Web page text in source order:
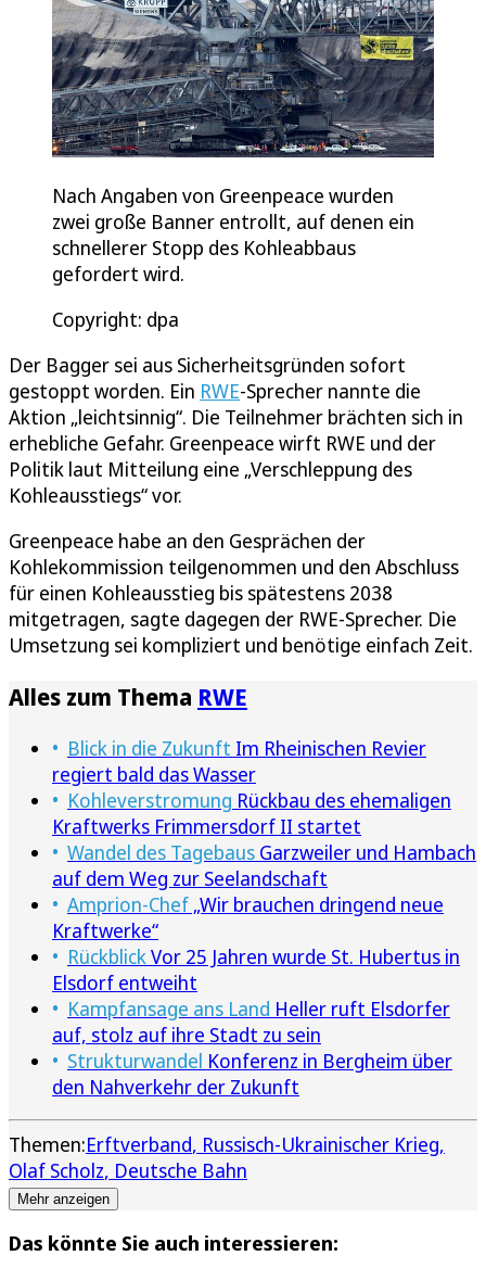
Nach Angaben von Greenpeace wurden
zwei große Banner entrollt, auf denen ein
schnellerer Stopp des Kohleabbaus
gefordert wird.
Copyright: dpa
Der Bagger sei aus Sicherheitsgründen sofort
gestoppt worden. Ein RWE-Sprecher nannte die
Aktion „leichtsinnig“. Die Teilnehmer brächten sich in
erhebliche Gefahr. Greenpeace wirft RWE und der
Politik laut Mitteilung eine „Verschleppung des
Kohleausstiegs“ vor.
Greenpeace habe an den Gesprächen der
Kohlekommission teilgenommen und den Abschluss
für einen Kohleausstieg bis spätestens 2038
mitgetragen, sagte dagegen der RWE-Sprecher. Die
Umsetzung sei kompliziert und benötige einfach Zeit.
Alles zum Thema RWE
Blick in die Zukunft Im Rheinischen Revier
regiert bald das Wasser
Kohleverstromung Rückbau des ehemaligen
Kraftwerks Frimmersdorf II startet
Wandel des Tagebaus Garzweiler und Hambach
auf dem Weg zur Seelandschaft
Amprion-Chef „Wir brauchen dringend neue
Kraftwerke“
Rückblick Vor 25 Jahren wurde St. Hubertus in
Elsdorf entweiht
Kampfansage ans Land Heller ruft Elsdorfer
auf, stolz auf ihre Stadt zu sein
Strukturwandel Konferenz in Bergheim über
den Nahverkehr der Zukunft
Themen:Erftverband Russisch-Ukrainischer Krieg
Olaf Scholz Deutsche Bahn
Mehr anzeigen
Das könnte Sie auch interessieren: